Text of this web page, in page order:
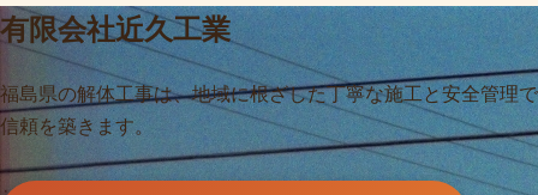
有限会社近久工業
福島県の解体工事は、地域に根ざした丁寧な施工と安全管理で
信頼を築きます。